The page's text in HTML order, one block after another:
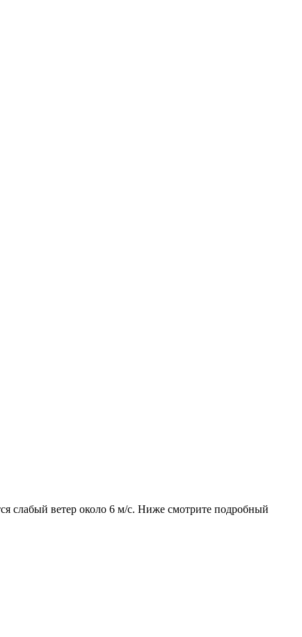
слабый ветер около 6 м/с. Ниже смотрите подробный